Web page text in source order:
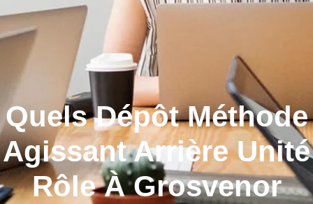
Quels Dépôt Méthode
Agissant Arrière Unité
Rôle À Grosvenor